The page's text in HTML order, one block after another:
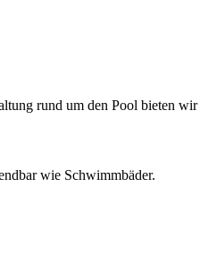
rund um den Pool bieten wir
wie Schwimmbäder.